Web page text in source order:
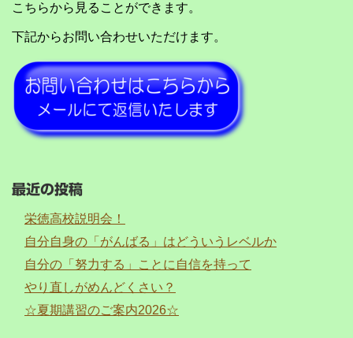
こちらから見ることができます。
下記からお問い合わせいただけます。
最近の投稿
栄徳高校説明会！
自分自身の「がんばる」はどういうレベルか
自分の「努力する」ことに自信を持って
やり直しがめんどくさい？
☆夏期講習のご案内2026☆